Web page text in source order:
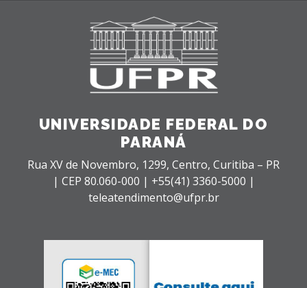
UNIVERSIDADE FEDERAL DO
PARANÁ
Rua XV de Novembro, 1299, Centro, Curitiba – PR
| CEP 80.060-000 | +55(41) 3360-5000 |
teleatendimento@ufpr.br